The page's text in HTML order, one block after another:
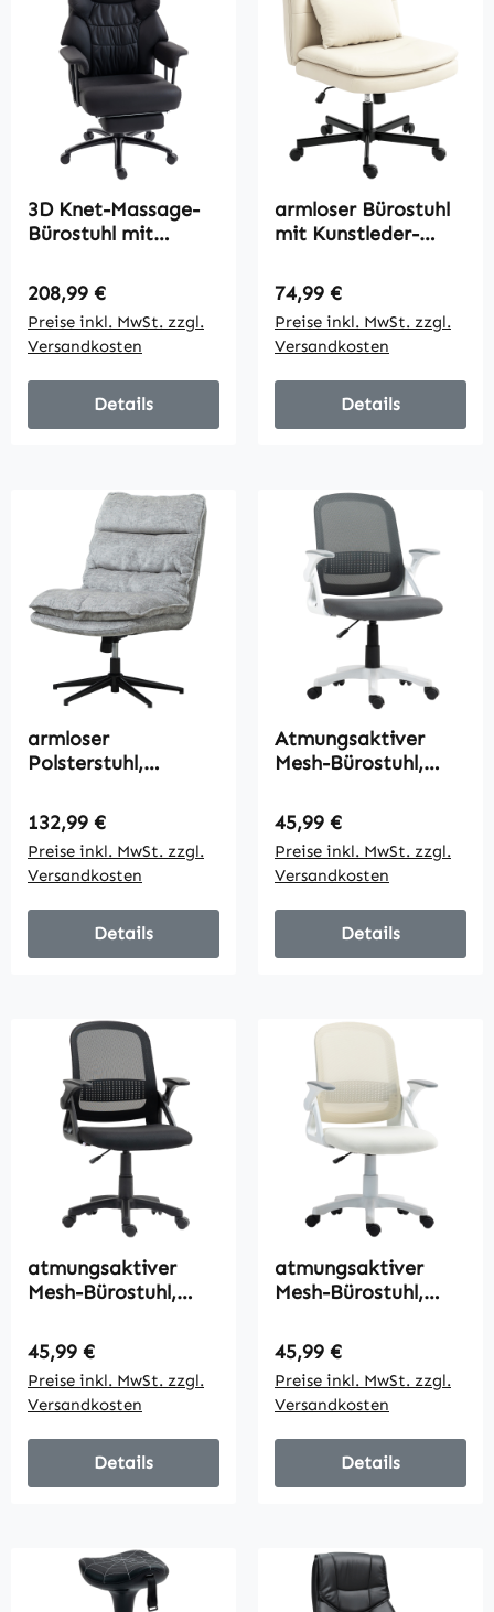
3D Knet-Massage-
Bürostuhl mit
verstellbarer
Computerstuhl mit
hoher Rückenlehne,
Leathaire-
Polsterung, Schwarz
Regulärer Preis:
208,99 €
Preise inkl. MwSt. zzgl.
Versandkosten
Details
armloser Bürostuhl
mit Kunstleder-
Schreibtischstuhl
mit Rollen, Extra-
Kissen,
höhenverstellbar,
rollbar, Beige
Regulärer Preis:
74,99 €
Preise inkl. MwSt. zzgl.
Versandkosten
Details
armloser
Polsterstuhl,
gepolsterter
Bürostuhl mit
weichem
Stoffbezug,
höhenverstellbar,
Stahlbeine, Grau
Regulärer Preis:
132,99 €
Preise inkl. MwSt. zzgl.
Versandkosten
Details
Atmungsaktiver
Mesh-Bürostuhl,
Drehstuhl mit
klappbaren
Armlehnen und
Lendenwirbelstütze,
Grau
Regulärer Preis:
45,99 €
Preise inkl. MwSt. zzgl.
Versandkosten
Details
atmungsaktiver
Mesh-Bürostuhl,
Drehstuhl mit
klappbaren
Armlehnen und
Lendenwirbelstütze,
Schwarz
Regulärer Preis:
45,99 €
Preise inkl. MwSt. zzgl.
Versandkosten
Details
atmungsaktiver
Mesh-Bürostuhl,
Drehstuhl mit
klappbaren
Armlehnen und
Lendenwirbelstütze,
Weiß
Regulärer Preis:
45,99 €
Preise inkl. MwSt. zzgl.
Versandkosten
Details